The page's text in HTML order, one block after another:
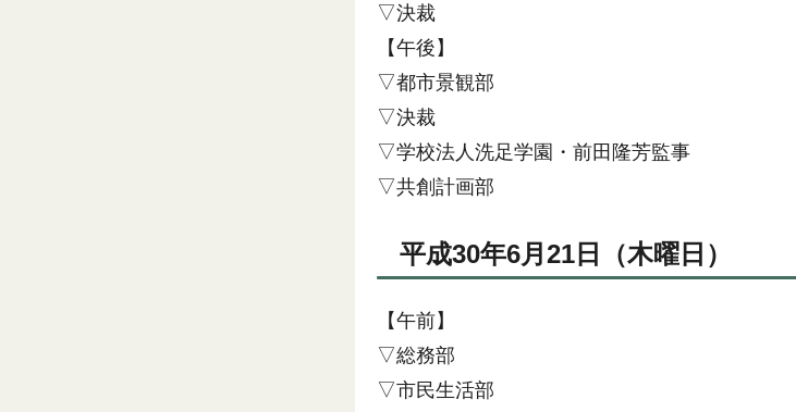
▽決裁
【午後】
▽都市景観部
▽決裁
▽学校法人洗足学園・前田隆芳監事
▽共創計画部
平成30年6月21日（木曜日）
【午前】
▽総務部
▽市民生活部